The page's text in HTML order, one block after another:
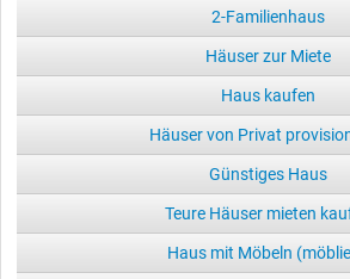
2-Familienhaus
Häuser zur Miete
Haus kaufen
Häuser von Privat
Günstiges Haus
Teure Häuser mieten
Haus mit Möbeln